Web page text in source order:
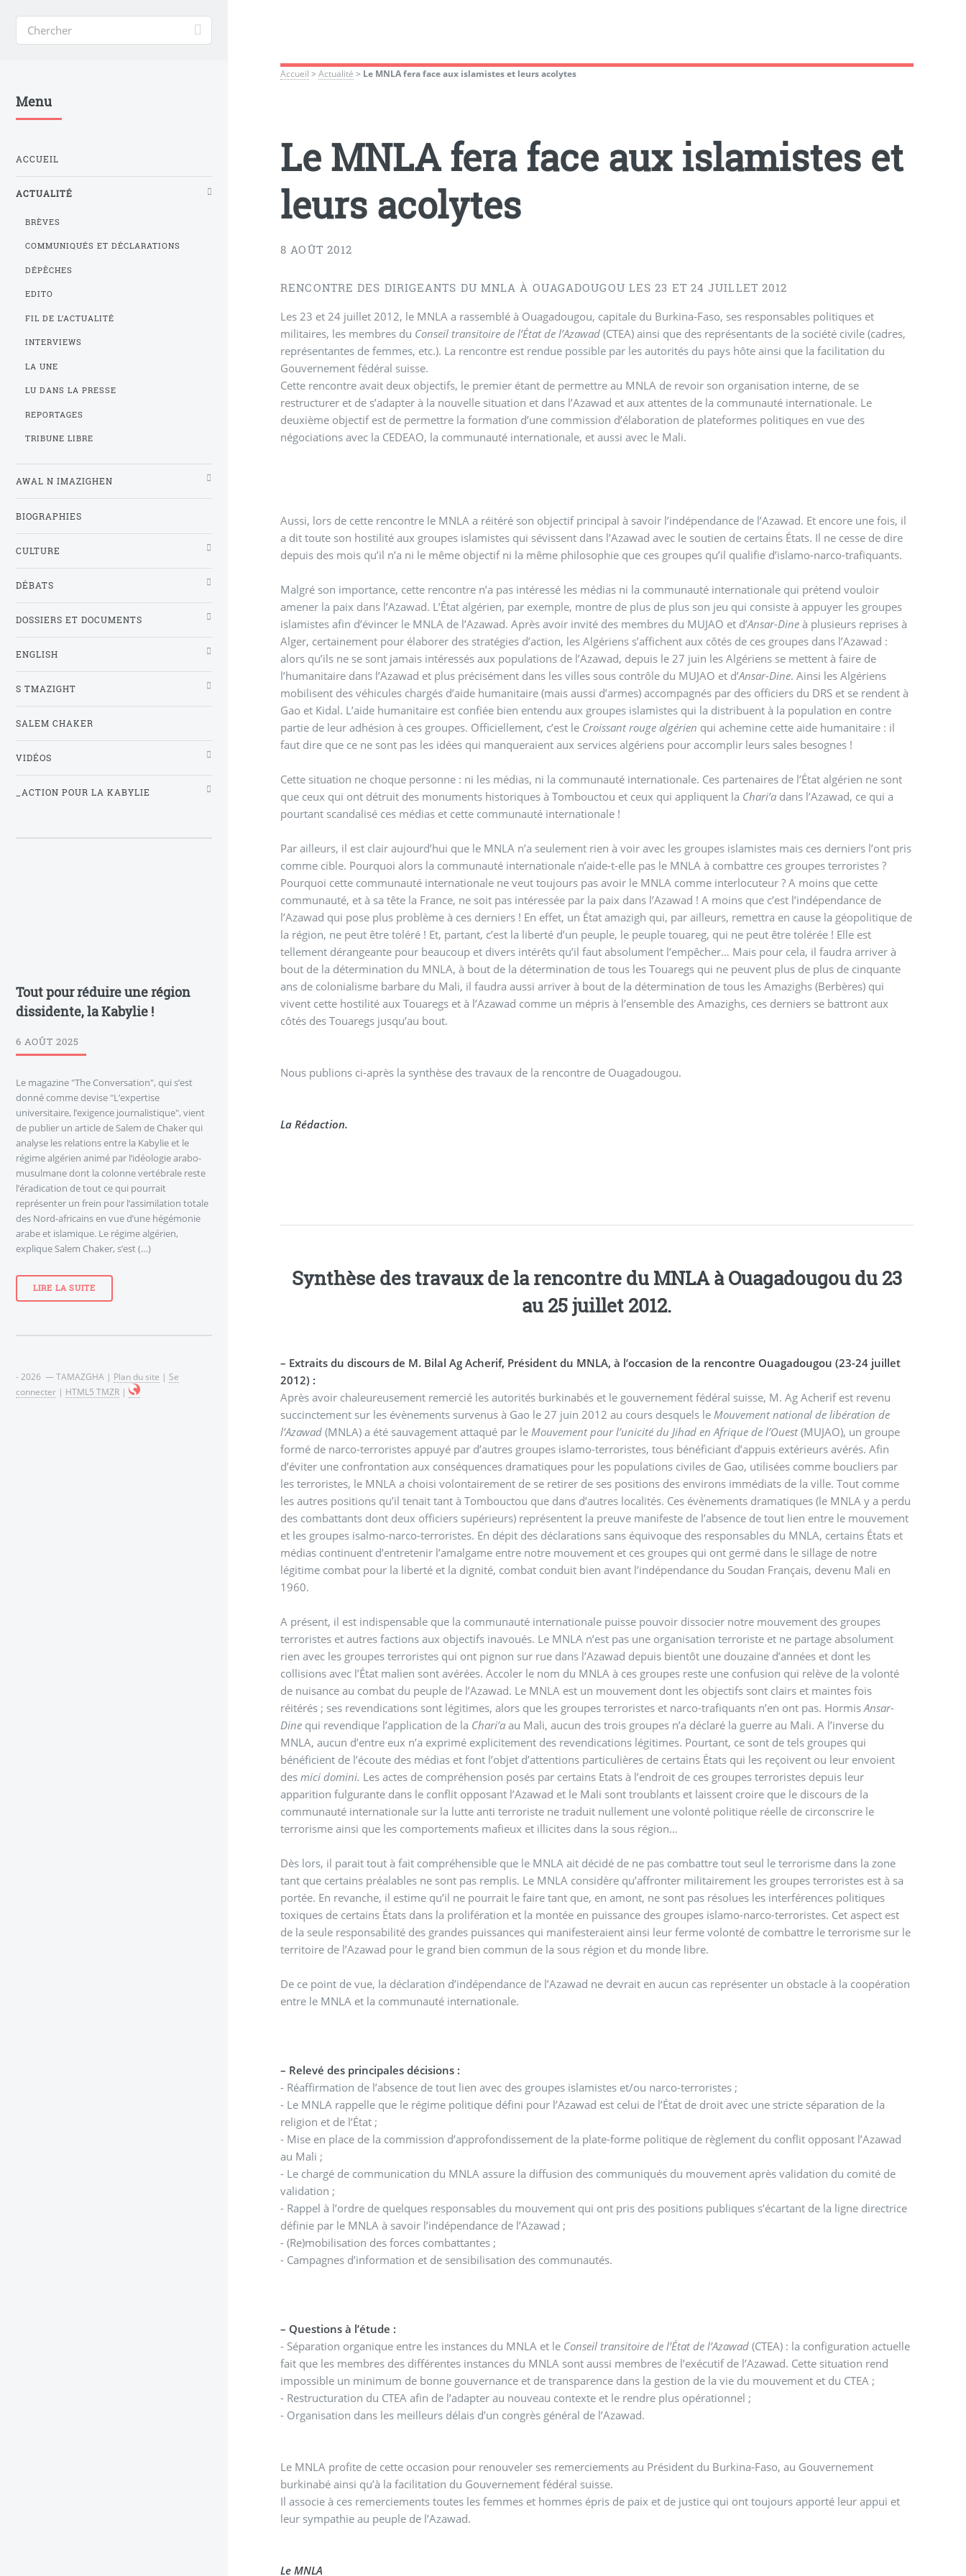
Accueil >Actualité > Le MNLA fera face aux islamistes et leurs acolytes
Le MNLA fera face aux islamistes et
leurs acolytes
8 AOÛT 2012
RENCONTRE DES DIRIGEANTS DU MNLA À OUAGADOUGOU LES 23 ET 24 JUILLET 2012
Les 23 et 24 juillet 2012, le MNLA a rassemblé à Ouagadougou, capitale du Burkina-Faso, ses responsables politiques et
militaires, les membres du Conseil transitoire de l’État de l’Azawad (CTEA) ainsi que des représentants de la société civile (cadres,
représentantes de femmes, etc.). La rencontre est rendue possible par les autorités du pays hôte ainsi que la facilitation du
Gouvernement fédéral suisse.
Cette rencontre avait deux objectifs, le premier étant de permettre au MNLA de revoir son organisation interne, de se
restructurer et de s’adapter à la nouvelle situation et dans l’Azawad et aux attentes de la communauté internationale. Le
deuxième objectif est de permettre la formation d’une commission d’élaboration de plateformes politiques en vue des
négociations avec la CEDEAO, la communauté internationale, et aussi avec le Mali.
Aussi, lors de cette rencontre le MNLA a réitéré son objectif principal à savoir l’indépendance de l’Azawad. Et encore une fois, il
a dit toute son hostilité aux groupes islamistes qui sévissent dans l’Azawad avec le soutien de certains États. Il ne cesse de dire
depuis des mois qu’il n’a ni le même objectif ni la même philosophie que ces groupes qu’il qualifie d’islamo-narco-trafiquants.
Malgré son importance, cette rencontre n’a pas intéressé les médias ni la communauté internationale qui prétend vouloir
amener la paix dans l’Azawad. L’État algérien, par exemple, montre de plus de plus son jeu qui consiste à appuyer les groupes
islamistes afin d’évincer le MNLA de l’Azawad. Après avoir invité des membres du MUJAO et d’Ansar-Dine à plusieurs reprises à
Alger, certainement pour élaborer des stratégies d’action, les Algériens s’affichent aux côtés de ces groupes dans l’Azawad :
alors qu’ils ne se sont jamais intéressés aux populations de l’Azawad, depuis le 27 juin les Algériens se mettent à faire de
l’humanitaire dans l’Azawad et plus précisément dans les villes sous contrôle du MUJAO et d’Ansar-Dine. Ainsi les Algériens
mobilisent des véhicules chargés d’aide humanitaire (mais aussi d’armes) accompagnés par des officiers du DRS et se rendent à
Gao et Kidal. L’aide humanitaire est confiée bien entendu aux groupes islamistes qui la distribuent à la population en contre
partie de leur adhésion à ces groupes. Officiellement, c’est le Croissant rouge algérien qui achemine cette aide humanitaire : il
faut dire que ce ne sont pas les idées qui manqueraient aux services algériens pour accomplir leurs sales besognes !
Cette situation ne choque personne : ni les médias, ni la communauté internationale. Ces partenaires de l’État algérien ne sont
que ceux qui ont détruit des monuments historiques à Tombouctou et ceux qui appliquent la Chari’a dans l’Azawad, ce qui a
pourtant scandalisé ces médias et cette communauté internationale !
Par ailleurs, il est clair aujourd’hui que le MNLA n’a seulement rien à voir avec les groupes islamistes mais ces derniers l’ont pris
comme cible. Pourquoi alors la communauté internationale n’aide-t-elle pas le MNLA à combattre ces groupes terroristes ?
Pourquoi cette communauté internationale ne veut toujours pas avoir le MNLA comme interlocuteur ? A moins que cette
communauté, et à sa tête la France, ne soit pas intéressée par la paix dans l’Azawad ! A moins que c’est l’indépendance de
l’Azawad qui pose plus problème à ces derniers ! En effet, un État amazigh qui, par ailleurs, remettra en cause la géopolitique de
la région, ne peut être toléré ! Et, partant, c’est la liberté d’un peuple, le peuple touareg, qui ne peut être tolérée ! Elle est
tellement dérangeante pour beaucoup et divers intérêts qu’il faut absolument l’empêcher… Mais pour cela, il faudra arriver à
bout de la détermination du MNLA, à bout de la détermination de tous les Touaregs qui ne peuvent plus de plus de cinquante
ans de colonialisme barbare du Mali, il faudra aussi arriver à bout de la détermination de tous les Amazighs (Berbères) qui
vivent cette hostilité aux Touaregs et à l’Azawad comme un mépris à l’ensemble des Amazighs, ces derniers se battront aux
côtés des Touaregs jusqu’au bout.
Nous publions ci-après la synthèse des travaux de la rencontre de Ouagadougou.
La Rédaction.
Synthèse des travaux de la rencontre du MNLA à Ouagadougou du 23
au 25 juillet 2012.
– Extraits du discours de M. Bilal Ag Acherif, Président du MNLA, à l’occasion de la rencontre Ouagadougou (23-24 juillet
2012) :
Après avoir chaleureusement remercié les autorités burkinabés et le gouvernement fédéral suisse, M. Ag Acherif est revenu
succinctement sur les évènements survenus à Gao le 27 juin 2012 au cours desquels leMouvement national de libération de
l’Azawad (MNLA) a été sauvagement attaqué par leMouvement pour l’unicité du Jihad en Afrique de l’Ouest(MUJAO), un groupe
formé de narco-terroristes appuyé par d’autres groupes islamo-terroristes, tous bénéficiant d’appuis extérieurs avérés. Afin
d’éviter une confrontation aux conséquences dramatiques pour les populations civiles de Gao, utilisées comme boucliers par
les terroristes, le MNLA a choisi volontairement de se retirer de ses positions des environs immédiats de la ville. Tout comme
les autres positions qu’il tenait tant à Tombouctou que dans d’autres localités. Ces évènements dramatiques (le MNLA y a perdu
des combattants dont deux officiers supérieurs) représentent la preuve manifeste de l’absence de tout lien entre le mouvement
et les groupes isalmo-narco-terroristes. En dépit des déclarations sans équivoque des responsables du MNLA, certains États et
médias continuent d’entretenir l’amalgame entre notre mouvement et ces groupes qui ont germé dans le sillage de notre
légitime combat pour la liberté et la dignité, combat conduit bien avant l’indépendance du Soudan Français, devenu Mali en
1960.
A présent, il est indispensable que la communauté internationale puisse pouvoir dissocier notre mouvement des groupes
terroristes et autres factions aux objectifs inavoués. Le MNLA n’est pas une organisation terroriste et ne partage absolument
rien avec les groupes terroristes qui ont pignon sur rue dans l’Azawad depuis bientôt une douzaine d’années et dont les
collisions avec l’État malien sont avérées. Accoler le nom du MNLA à ces groupes reste une confusion qui relève de la volonté
de nuisance au combat du peuple de l’Azawad. Le MNLA est un mouvement dont les objectifs sont clairs et maintes fois
réitérés ; ses revendications sont légitimes, alors que les groupes terroristes et narco-trafiquants n’en ont pas. HormisAnsar-
Dine qui revendique l’application de la Chari’a au Mali, aucun des trois groupes n’a déclaré la guerre au Mali. A l’inverse du
MNLA, aucun d’entre eux n’a exprimé explicitement des revendications légitimes. Pourtant, ce sont de tels groupes qui
bénéficient de l’écoute des médias et font l’objet d’attentions particulières de certains États qui les reçoivent ou leur envoient
desmici domini. Les actes de compréhension posés par certains Etats à l’endroit de ces groupes terroristes depuis leur
apparition fulgurante dans le conflit opposant l’Azawad et le Mali sont troublants et laissent croire que le discours de la
communauté internationale sur la lutte anti terroriste ne traduit nullement une volonté politique réelle de circonscrire le
terrorisme ainsi que les comportements mafieux et illicites dans la sous région…
Dès lors, il parait tout à fait compréhensible que le MNLA ait décidé de ne pas combattre tout seul le terrorisme dans la zone
tant que certains préalables ne sont pas remplis. Le MNLA considère qu’affronter militairement les groupes terroristes est à sa
portée. En revanche, il estime qu’il ne pourrait le faire tant que, en amont, ne sont pas résolues les interférences politiques
toxiques de certains États dans la prolifération et la montée en puissance des groupes islamo-narco-terroristes. Cet aspect est
de la seule responsabilité des grandes puissances qui manifesteraient ainsi leur ferme volonté de combattre le terrorisme sur le
territoire de l’Azawad pour le grand bien commun de la sous région et du monde libre.
De ce point de vue, la déclaration d’indépendance de l’Azawad ne devrait en aucun cas représenter un obstacle à la coopération
entre le MNLA et la communauté internationale.
– Relevé des principales décisions :
- Réaffirmation de l’absence de tout lien avec des groupes islamistes et/ou narco-terroristes ;
- Le MNLA rappelle que le régime politique défini pour l’Azawad est celui de l’État de droit avec une stricte séparation de la
religion et de l’État ;
- Mise en place de la commission d’approfondissement de la plate-forme politique de règlement du conflit opposant l’Azawad
au Mali ;
- Le chargé de communication du MNLA assure la diffusion des communiqués du mouvement après validation du comité de
validation ;
- Rappel à l’ordre de quelques responsables du mouvement qui ont pris des positions publiques s’écartant de la ligne directrice
définie par le MNLA à savoir l’indépendance de l’Azawad ;
- (Re)mobilisation des forces combattantes ;
- Campagnes d’information et de sensibilisation des communautés.
– Questions à l’étude :
- Séparation organique entre les instances du MNLA et le Conseil transitoire de l’État de l’Azawad (CTEA) : la configuration actuelle
fait que les membres des différentes instances du MNLA sont aussi membres de l’exécutif de l’Azawad. Cette situation rend
impossible un minimum de bonne gouvernance et de transparence dans la gestion de la vie du mouvement et du CTEA ;
- Restructuration du CTEA afin de l’adapter au nouveau contexte et le rendre plus opérationnel ;
- Organisation dans les meilleurs délais d’un congrès général de l’Azawad.
Le MNLA profite de cette occasion pour renouveler ses remerciements au Président du Burkina-Faso, au Gouvernement
burkinabé ainsi qu’à la facilitation du Gouvernement fédéral suisse.
Il associe à ces remerciements toutes les femmes et hommes épris de paix et de justice qui ont toujours apporté leur appui et
leur sympathie au peuple de l’Azawad.
Le MNLA
Menu
ACCUEIL
ACTUALITÉ
BRÈVES
COMMUNIQUÉS ET DÉCLARATIONS
DÉPÊCHES
EDITO
FIL DE L’ACTUALITÉ
INTERVIEWS
LA UNE
LU DANS LA PRESSE
REPORTAGES
TRIBUNE LIBRE
AWAL N IMAZIGHEN
BIOGRAPHIES
CULTURE
DÉBATS
DOSSIERS ET DOCUMENTS
ENGLISH
S TMAZIGHT
SALEM CHAKER
VIDÉOS
_ACTION POUR LA KABYLIE
Tout pour réduire une région
dissidente, la Kabylie !
6 AOÛT 2025
Le magazine "The Conversation", qui s’est
donné comme devise "L’expertise
universitaire, l’exigence journalistique", vient
de publier un article de Salem de Chaker qui
analyse les relations entre la Kabylie et le
régime algérien animé par l’idéologie arabo-
musulmane dont la colonne vertébrale reste
l’éradication de tout ce qui pourrait
représenter un frein pour l’assimilation totale
des Nord-africains en vue d’une hégémonie
arabe et islamique. Le régime algérien,
explique Salem Chaker, s’est (…)
LIRE LA SUITE
- 2026 — TAMAZGHA | Plan du site | Se
connecter | HTML5 TMZR |